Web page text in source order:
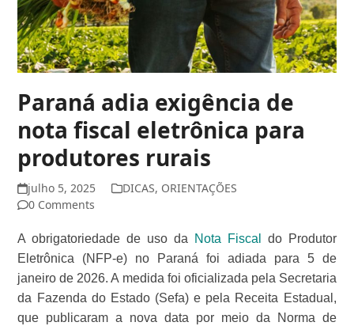
Paraná adia exigência de
nota fiscal eletrônica para
produtores rurais
julho 5, 2025 DICAS, ORIENTAÇÕES
0 Comments
A obrigatoriedade de uso da Nota Fiscal
do Produtor
Eletrônica (NFP-e) no Paraná foi adiada para 5 de
janeiro de 2026. A medida foi oficializada pela Secretaria
da Fazenda do Estado (Sefa) e pela Receita Estadual,
que publicaram a nova data por meio da Norma de